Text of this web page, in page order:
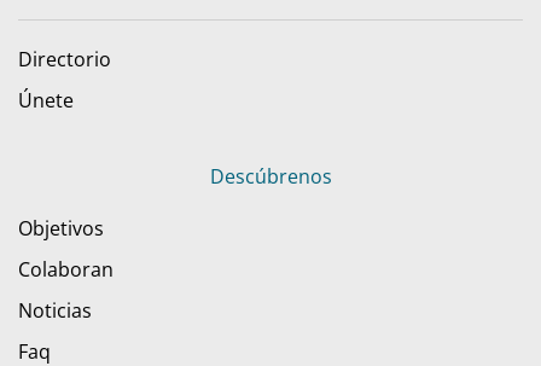
Directorio
Únete
Descúbrenos
Objetivos
Colaboran
Noticias
Faq